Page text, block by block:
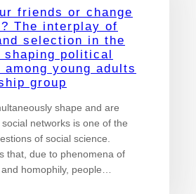
friends or change
The interplay of
selection in the
political
young adults
group
shape and are
networks is one of the
of social science.
that, due to phenomena of
homophily, people…